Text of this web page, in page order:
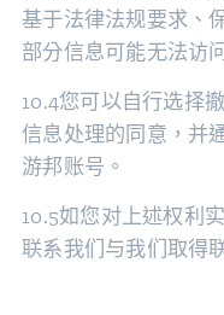
基于法律法规要求、
部分信息可能无法访
10.4您可以自行选择
信息处理的同意，并
游邦账号。
10.5如您对上述权利
联系我们与我们取得